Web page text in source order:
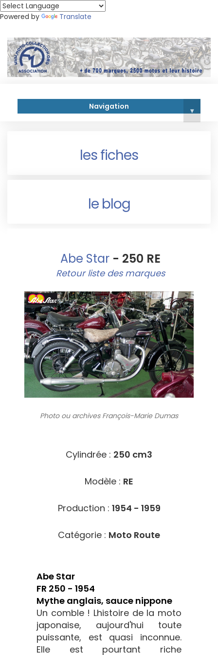
Powered by Translate
Navigation ▾
les fiches
le blog
Abe Star - 250 RE
Retour liste des marques
Photo ou archivesFrançois-Marie Dumas
Cylindrée : 250 cm3
Modèle : RE
Production : 1954 - 1959
Catégorie : Moto Route
Abe Star
FR 250 - 1954
Mythe anglais, sauce nippone
Un comble ! Lhistoire de la moto
japonaise, aujourd'hui toute
puissante, est quasi inconnue.
Elle est pourtant riche